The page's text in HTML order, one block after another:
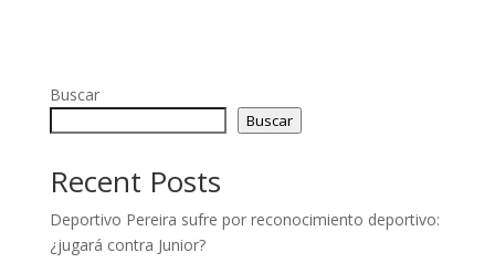
Buscar
Buscar
Recent Posts
Deportivo Pereira sufre por reconocimiento deportivo:
¿jugará contra Junior?